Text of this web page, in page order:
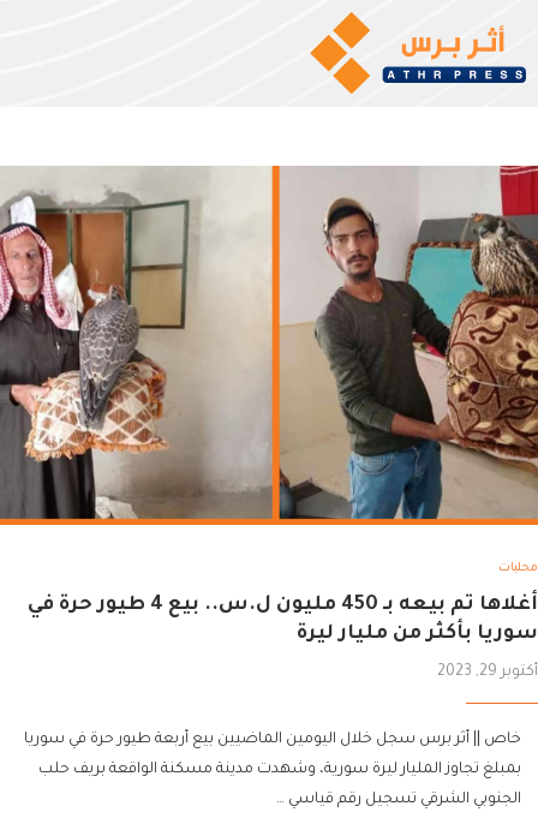
محليات
أغلاها تم بيعه بـ 450 مليون ل.س.. بيع 4 طيور حرة في
سوريا بأكثر من مليار ليرة
أكتوبر 29, 2023
خاص || أثر برس سجل خلال اليومين الماضيين بيع أربعة طيور حرة في سوريا
بمبلغ تجاوز المليار ليرة سورية، وشهدت مدينة مسكنة الواقعة بريف حلب
الجنوبي الشرقي تسجيل رقم قياسي …